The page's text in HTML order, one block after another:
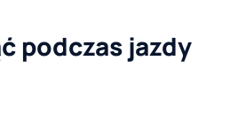
podczas jazdy